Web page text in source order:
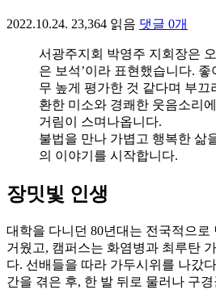
2022.10.24. 23,364 읽음 댓글 0개
서광주지회 박영주 지회장은
은 보석’이라 표현했습니다. 좋
무 높게 평가한 것 같다며 부끄
환한 미소와 경쾌한 웃음소리
거림이 스며나옵니다.
불법을 만나 가볍고 행복한 삶
의 이야기를 시작합니다.
장밋빛 인생
대학을 다니던 80년대는 전국적으로
거웠고, 캠퍼스는 화염병과 최루탄
다. 선배들을 따라 가두시위를 나갔
간을 겪은 후, 한 발 뒤로 물러나 구